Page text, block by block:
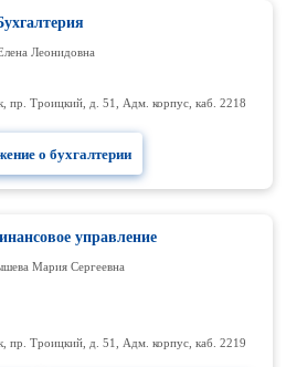
Леонидовна
пр. Троицкий, д. 51, Адм. корпус, каб. 2218
о бухгалтерии
управление
Мария Сергеевна
пр. Троицкий, д. 51, Адм. корпус, каб. 2219